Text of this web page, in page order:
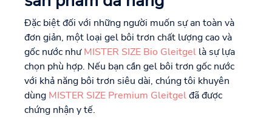
Đặc biệt đối với những người muốn sự an toàn và
đơn giản, một loại gel bôi trơn chất lượng cao và
gốc nước nhưMISTER SIZE Bio Gleitgel là sự lựa
chọn phù hợp. Nếu bạn cần gel bôi trơn gốc nước
với khả năng bôi trơn siêu dài, chúng tôi khuyên
dùng MISTER SIZE Premium Gleitgelđã được
chứng nhận y tế.